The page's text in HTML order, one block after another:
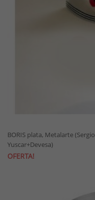
BORIS plata, Metalarte (Sergio
Yuscar+Devesa)
OFERTA!